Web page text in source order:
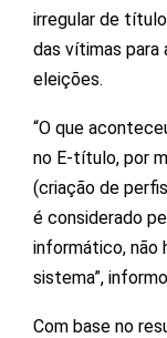
irregular de
das vítimas para
eleições.
“O que
no E-título, por
(criação de
é considerado
informático, não
sistema”,
Com base no